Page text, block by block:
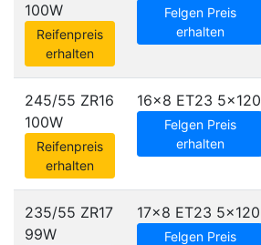
100W
Reifenpreis
erhalten
Felgen Preis
erhalten
245/55 ZR16
100W
Reifenpreis
erhalten
16x8 ET23 5x120
Felgen Preis
erhalten
235/55 ZR17
99W
17x8 ET23 5x120
Felgen Preis